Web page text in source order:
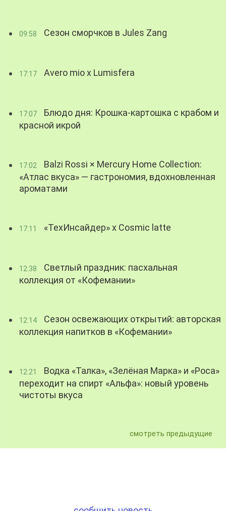
09:58 Сезон сморчков в Jules Zang
17:17 Avero mio x Lumisfera
17:07
Блюдо дня: Крошка-картошка с крабом и
красной икрой
17:02
Balzi Rossi × Mercury Home Collection:
«Атлас вкуса» — гастрономия, вдохновленная
ароматами
17:11 «ТехИнсайдер» х Cosmic latte
12:38
Светлый праздник: пасхальная
коллекция от «Кофемании»
12:14
Сезон освежающих открытий: авторская
коллекция напитков в «Кофемании»
12:21
Водка «Талка», «Зелёная Марка» и «Роса»
переходит на спирт «Альфа»: новый уровень
чистоты вкуса
смотреть предыдущие